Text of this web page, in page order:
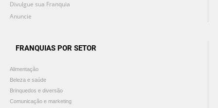
Divulgue sua Franquia
Anuncie
FRANQUIAS POR SETOR
Alimentação
Beleza e saúde
Brinquedos e diversão
Comunicação e marketing